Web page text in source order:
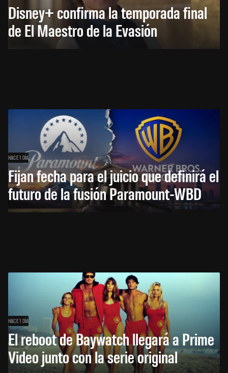
Disney+ confirma la temporada final
de El Maestro de la Evasión
HACE 1 DÍA
Fijan fecha para el juicio que definirá el
futuro de la fusión Paramount-WBD
HACE 1 DÍA
El reboot de Baywatch llegará a Prime
Video junto con la serie original